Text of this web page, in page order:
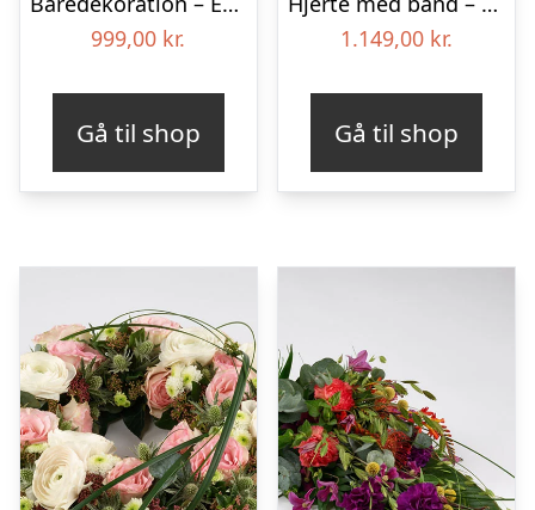
999,00 kr.
Gå til shop
1.149,00 kr.
Gå til shop